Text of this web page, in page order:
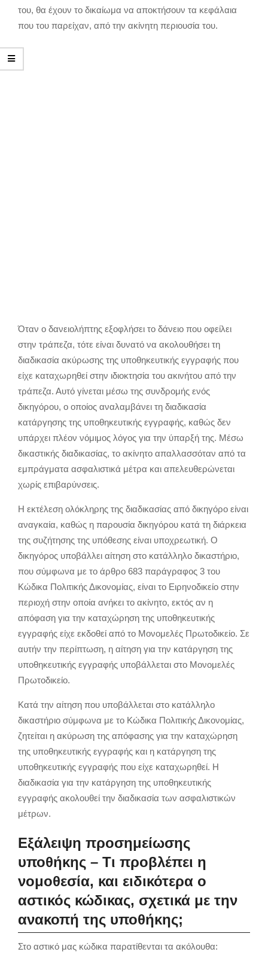
του, θα έχουν το δικαίωμα να αποκτήσουν τα κεφάλαια
που του παρείχαν, από την ακίνητη περιουσία του.
Όταν ο δανειολήπτης εξοφλήσει το δάνειο που οφείλει
στην τράπεζα, τότε είναι δυνατό να ακολουθήσει τη
διαδικασία ακύρωσης της υποθηκευτικής εγγραφής που
είχε καταχωρηθεί στην ιδιοκτησία του ακινήτου από την
τράπεζα. Αυτό γίνεται μέσω της συνδρομής ενός
δικηγόρου, ο οποίος αναλαμβάνει τη διαδικασία
κατάργησης της υποθηκευτικής εγγραφής, καθώς δεν
υπάρχει πλέον νόμιμος λόγος για την ύπαρξή της. Μέσω
δικαστικής διαδικασίας, το ακίνητο απαλλασσόταν από τα
εμπράγματα ασφαλιστικά μέτρα και απελευθερώνεται
χωρίς επιβαρύνσεις.
Η εκτέλεση ολόκληρης της διαδικασίας από δικηγόρο είναι
αναγκαία, καθώς η παρουσία δικηγόρου κατά τη διάρκεια
της συζήτησης της υπόθεσης είναι υποχρεωτική. Ο
δικηγόρος υποβάλλει αίτηση στο κατάλληλο δικαστήριο,
που σύμφωνα με το άρθρο 683 παράγραφος 3 του
Κώδικα Πολιτικής Δικονομίας, είναι το Ειρηνοδικείο στην
περιοχή στην οποία ανήκει το ακίνητο, εκτός αν η
απόφαση για την καταχώρηση της υποθηκευτικής
εγγραφής είχε εκδοθεί από το Μονομελές Πρωτοδικείο. Σε
αυτήν την περίπτωση, η αίτηση για την κατάργηση της
υποθηκευτικής εγγραφής υποβάλλεται στο Μονομελές
Πρωτοδικείο.
Κατά την αίτηση που υποβάλλεται στο κατάλληλο
δικαστήριο σύμφωνα με το Κώδικα Πολιτικής Δικονομίας,
ζητείται η ακύρωση της απόφασης για την καταχώρηση
της υποθηκευτικής εγγραφής και η κατάργηση της
υποθηκευτικής εγγραφής που είχε καταχωρηθεί. Η
διαδικασία για την κατάργηση της υποθηκευτικής
εγγραφής ακολουθεί την διαδικασία των ασφαλιστικών
μέτρων.
Εξάλειψη προσημείωσης
υποθήκης – Τι προβλέπει η
νομοθεσία, και ειδικότερα ο
αστικός κώδικας, σχετικά με την
ανακοπή της υποθήκης;
Στο αστικό μας κώδικα παρατίθενται τα ακόλουθα: